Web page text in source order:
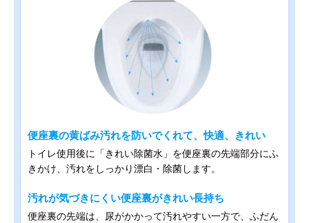
便座裏の黄ばみ汚れを防いでくれて、快適、きれい
トイレ使用後に「きれい除菌水」を便座裏の先端部分にふ
きかけ、汚れをしっかり漂白・除菌します。
汚れが気づきにくい便座裏がきれい長持ち
便座裏の先端は、尿がかかって汚れやすい一方で、ふだん